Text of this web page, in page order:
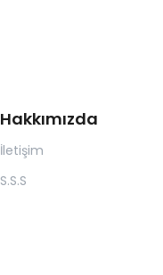
Hakkımızda
İletişim
S.S.S